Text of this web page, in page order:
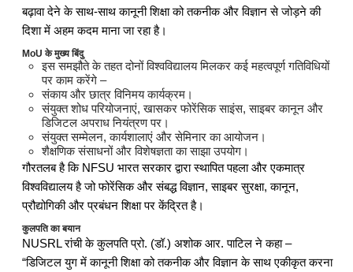
बढ़ावा देने के साथ-साथ कानूनी शिक्षा को तकनीक और विज्ञान से जोड़ने की
दिशा में अहम कदम माना जा रहा है।
MoU के मुख्य बिंदु
इस समझौते के तहत दोनों विश्वविद्यालय मिलकर कई महत्वपूर्ण गतिविधियों
पर काम करेंगे –
संकाय और छात्र विनिमय कार्यक्रम।
संयुक्त शोध परियोजनाएं, खासकर फोरेंसिक साइंस, साइबर कानून और
डिजिटल अपराध नियंत्रण पर।
संयुक्त सम्मेलन, कार्यशालाएं और सेमिनार का आयोजन।
शैक्षणिक संसाधनों और विशेषज्ञता का साझा उपयोग।
गौरतलब है कि NFSU भारत सरकार द्वारा स्थापित पहला और एकमात्र
विश्वविद्यालय है जो फोरेंसिक और संबद्ध विज्ञान, साइबर सुरक्षा, कानून,
प्रौद्योगिकी और प्रबंधन शिक्षा पर केंद्रित है।
कुलपति का बयान
NUSRL रांची के कुलपति प्रो. (डॉ.) अशोक आर. पाटिल ने कहा –
“डिजिटल युग में कानूनी शिक्षा को तकनीक और विज्ञान के साथ एकीकृत करना